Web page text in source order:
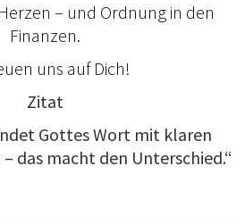
– und Ordnung in den
Finanzen.
uns auf Dich!
Zitat
Gottes Wort mit klaren
das macht den Unterschied.“